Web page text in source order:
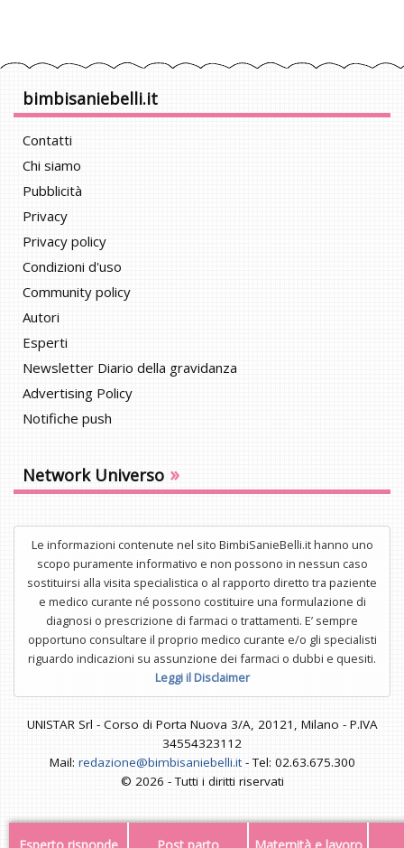
bimbisaniebelli.it
Contatti
Chi siamo
Pubblicità
Privacy
Privacy policy
Condizioni d'uso
Community policy
Autori
Esperti
Newsletter Diario della gravidanza
Advertising Policy
Notifiche push
Network Universo »
Le informazioni contenute nel sito BimbiSanieBelli.it hanno uno
scopo puramente informativo e non possono in nessun caso
sostituirsi alla visita specialistica o al rapporto diretto tra paziente
e medico curante né possono costituire una formulazione di
diagnosi o prescrizione di farmaci o trattamenti. E’ sempre
opportuno consultare il proprio medico curante e/o gli specialisti
riguardo indicazioni su assunzione dei farmaci o dubbi e quesiti.
Leggi il Disclaimer
UNISTAR Srl - Corso di Porta Nuova 3/A, 20121, Milano - P.IVA
34554323112
Mail: redazione@bimbisaniebelli.it- Tel: 02.63.675.300
© 2026 - Tutti i diritti riservati